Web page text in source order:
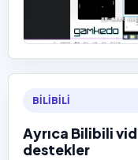
BILIBILI
Ayrıca Bilibili
destekler